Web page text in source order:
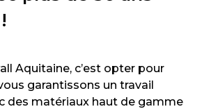
Aquitaine, c’est opter pour
garantissons un travail
des matériaux haut de gamme